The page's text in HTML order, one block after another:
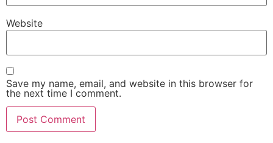
VIP Member Hyderabad
Website
Save my name, email, and website in this browser for
the next time I comment.